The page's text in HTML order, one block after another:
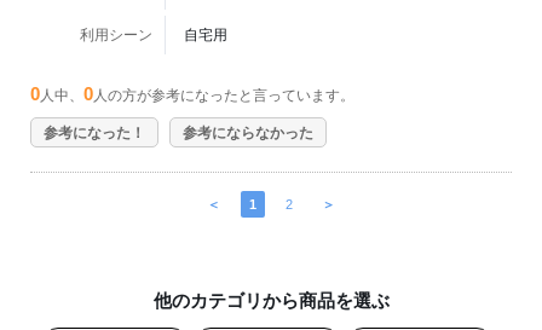
利用シーン 自宅用
0 人中、 0 人の方が参考になったと言っています。
参考になった！ 参考にならなかった
＜ 1 2 ＞
他のカテゴリから商品を選ぶ